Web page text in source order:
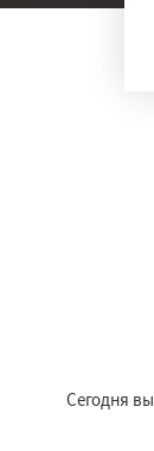
Сегодня